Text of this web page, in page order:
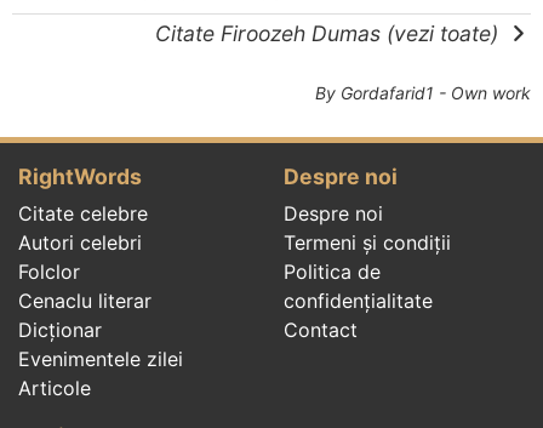
Citate Firoozeh Dumas (vezi toate)
By Gordafarid1 - Own work
RightWords
Citate celebre
Autori celebri
Folclor
Cenaclu literar
Dicționar
Evenimentele zilei
Articole
Despre noi
Despre noi
Termeni și condiții
Politica de
confidenţialitate
Contact